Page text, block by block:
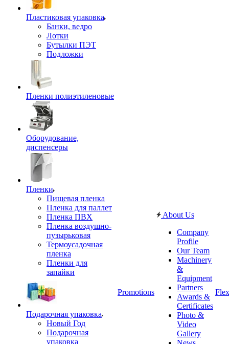
Пластиковая упаковка
Банки, ведро
Лотки
Бутылки ПЭТ
Подложки
Пленки полиэтиленовые
Оборудование,
диспенсеры
Пленки
Пищевая пленка
Пленка для паллет
Пленка ПВХ
Пленка воздушно-
пузырьковая
Термоусадочная
пленка
Пленки для
запайки
Подарочная упаковка
Новый Год
Подарочная
упаковка
Promotions
About Us
Company
Profile
Our Team
Machinery
&
Equipment
Partners
Awards &
Certificates
Photo &
Video
Gallery